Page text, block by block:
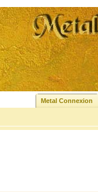
Metal Connexion